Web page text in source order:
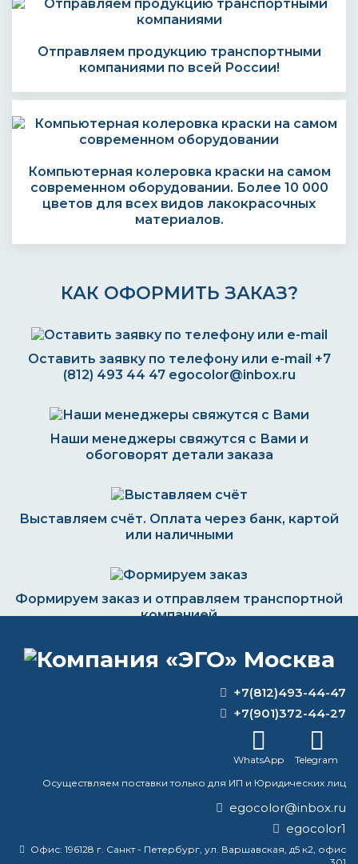
Отправляем продукцию транспортными
компаниями по всей России!
Компьютерная колеровка краски на самом
современном оборудовании. Более 10 000
цветов для всех видов лакокрасочных
материалов.
КАК ОФОРМИТЬ ЗАКАЗ?
Оставить заявку по телефону или e-mail +7
(812) 493 44 47 egocolor@inbox.ru
Наши менеджеры свяжутся с Вами и
обоговорят детали заказа
Выставляем счёт. Оплата через банк, картой
или наличными
Формируем заказ и отправляем транспортной
компанией
ВОПРОС-ОТВЕТ
Сколько стоит 100 г краски на
Какой грунт лучше по ржавчине?
+7(812)493-44-47
+7(901)372-44-27
WhatsApp
Telegram
Осуществляем поставки только для ИП и Юридических лиц
egocolor@inbox.ru
egocolor1
Офис: 196128 г. Санкт - Петербург, ул. Варшавская, д5 к2, офис